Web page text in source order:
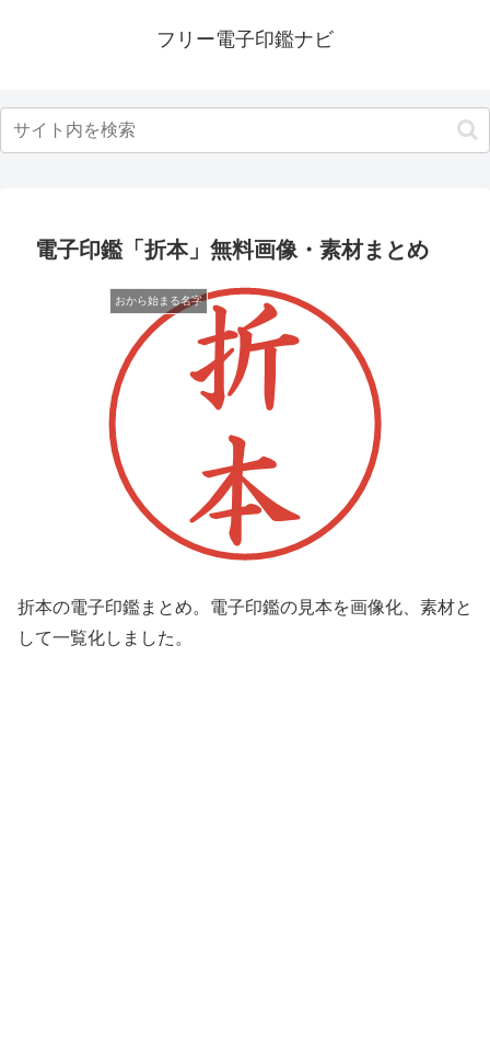
フリー電子印鑑ナビ
電子印鑑「折本」無料画像・素材まとめ
おから始まる名字
折本の電子印鑑まとめ。電子印鑑の見本を画像化、素材と
して一覧化しました。